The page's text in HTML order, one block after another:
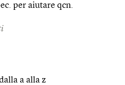
per aiutare qcn.
a alla z